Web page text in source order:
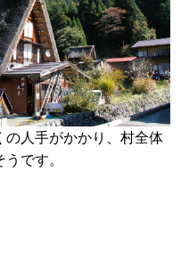
の人手がかかり、村全体
です。